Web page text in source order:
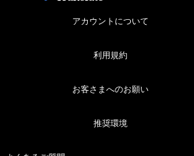
アカウントについて
利用規約
お客さまへのお願い
推奨環境